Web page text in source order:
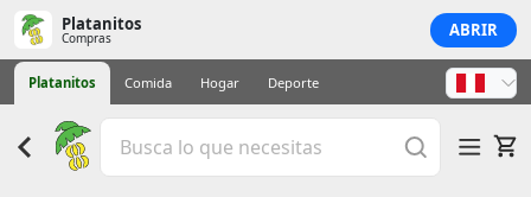
Platanitos
Compras ABRIR
Platanitos Comida Hogar Deporte